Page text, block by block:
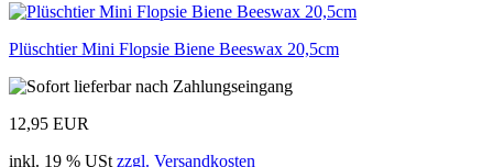
Plüschtier Mini Flopsie Biene Beeswax 20,5cm
12,95 EUR
inkl. 19 % USt zzgl. Versandkosten